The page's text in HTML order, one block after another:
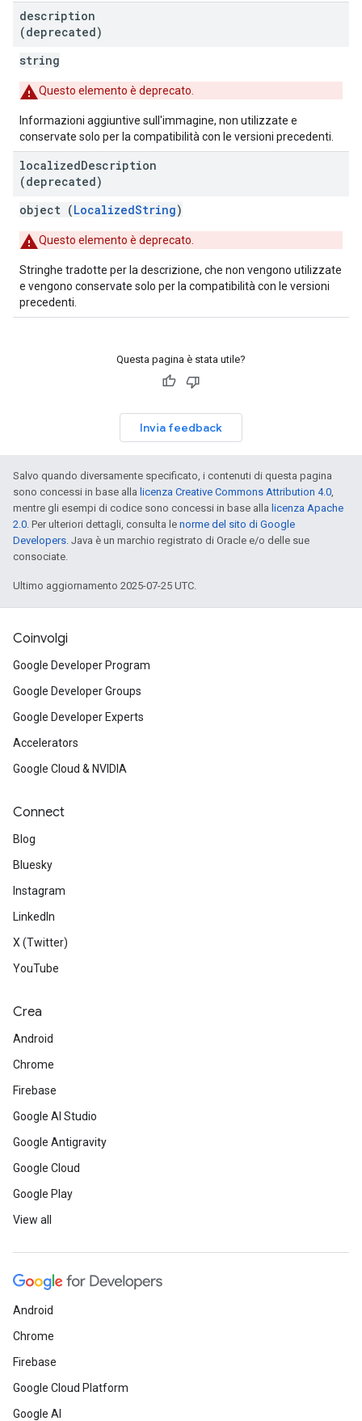
description
(deprecated)
string
Questo elemento è deprecato.
Informazioni aggiuntive sull'immagine, non utilizzate e
conservate solo per la compatibilità con le versioni precedenti.
localizedDescription
(deprecated)
object (LocalizedString)
Questo elemento è deprecato.
Stringhe tradotte per la descrizione, che non vengono utilizzate
e vengono conservate solo per la compatibilità con le versioni
precedenti.
Questa pagina è stata utile?
Invia feedback
Salvo quando diversamente specificato, i contenuti di questa pagina
sono concessi in base alla licenza Creative Commons Attribution 4.0,
mentre gli esempi di codice sono concessi in base alla licenza Apache
2.0. Per ulteriori dettagli, consulta le norme del sito di Google
Developers. Java è un marchio registrato di Oracle e/o delle sue
consociate.
Ultimo aggiornamento 2025-07-25 UTC.
Coinvolgi
Google Developer Program
Google Developer Groups
Google Developer Experts
Accelerators
Google Cloud & NVIDIA
Connect
Blog
Bluesky
Instagram
LinkedIn
X (Twitter)
YouTube
Crea
Android
Chrome
Firebase
Google AI Studio
Google Antigravity
Google Cloud
Google Play
View all
Android
Chrome
Firebase
Google Cloud Platform
Google AI